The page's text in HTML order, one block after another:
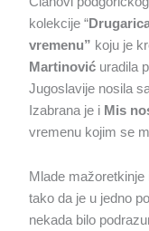
kolekcije “
vremenu” koju je
Martinović uradila
Jugoslavije nosila
Izabrana je i Mis
vremenu kojim se
Mlade
tako da je u jedno
nekada bilo